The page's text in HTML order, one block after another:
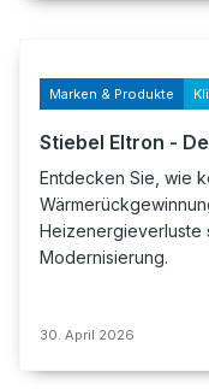
Marken & Produkte
Stiebel Eltron -
Entdecken Sie, wie
Heizenergieverluste
Modernisierung.
30. April 2026